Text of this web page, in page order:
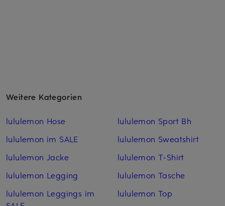
Weitere Kategorien
lululemon Hose
lululemon im SALE
lululemon Jacke
lululemon Legging
lululemon Leggings im
lululemon Sport Bh
lululemon Sweatshirt
lululemon T-Shirt
lululemon Tasche
lululemon Top